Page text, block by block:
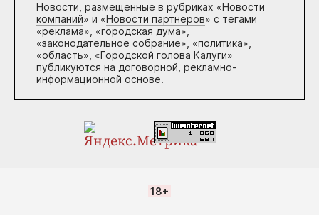
Новости, размещенные в рубриках «Новости
компаний» и «Новости партнеров» с тегами
«реклама», «городская дума»,
«законодательное собрание», «политика»,
«область», «Городской голова Калуги»
публикуются на договорной, рекламно-
информационной основе.
18+